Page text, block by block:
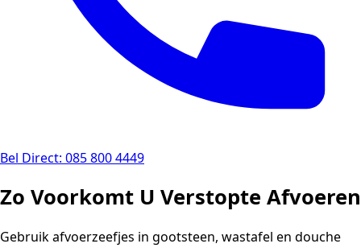
Bel Direct: 085 800 4449
Zo Voorkomt U Verstopte Afvoeren
Gebruik afvoerzeefjes in gootsteen, wastafel en douche